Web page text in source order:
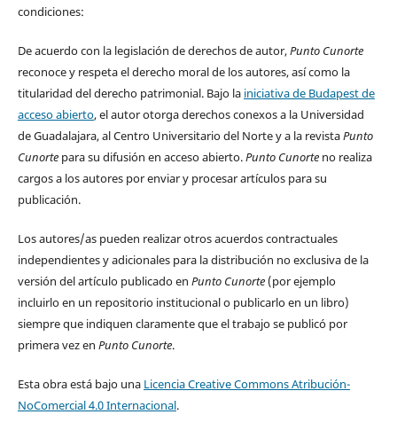
condiciones:
De acuerdo con la legislación de derechos de autor,Punto Cunorte
reconoce y respeta el derecho moral de los autores, así como la
titularidad del derecho patrimonial. Bajo la iniciativa de Budapest de
acceso abierto, el autor otorga derechos conexos a la Universidad
de Guadalajara, al Centro Universitario del Norte y a la revistaPunto
Cunortepara su difusión en acceso abierto.Punto Cunorteno realiza
cargos a los autores por enviar y procesar artículos para su
publicación.
Los autores/as pueden realizar otros acuerdos contractuales
independientes y adicionales para la distribución no exclusiva de la
versión del artículo publicado en Punto Cunorte(por ejemplo
incluirlo en un repositorio institucional o publicarlo en un libro)
siempre que indiquen claramente que el trabajo se publicó por
primera vez en Punto Cunorte.
Esta obra está bajo una Licencia Creative Commons Atribución-
NoComercial 4.0 Internacional.